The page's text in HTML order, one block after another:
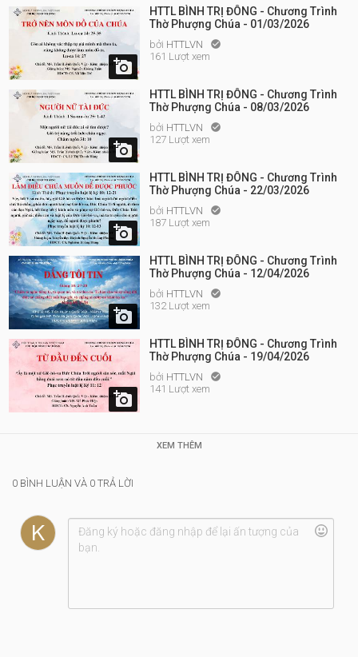

HTTL BÌNH TRỊ ĐÔNG - Chương Trình
Thờ Phượng Chúa - 01/03/2026
bởi HTTLVN 
161 Lượt xem

HTTL BÌNH TRỊ ĐÔNG - Chương Trình
Thờ Phượng Chúa - 08/03/2026
bởi HTTLVN 
127 Lượt xem

HTTL BÌNH TRỊ ĐÔNG - Chương Trình
Thờ Phượng Chúa - 22/03/2026
bởi HTTLVN 
187 Lượt xem

HTTL BÌNH TRỊ ĐÔNG - Chương Trình
Thờ Phượng Chúa - 12/04/2026
bởi HTTLVN 
132 Lượt xem

HTTL BÌNH TRỊ ĐÔNG - Chương Trình
Thờ Phượng Chúa - 19/04/2026
bởi HTTLVN 
141 Lượt xem
XEM THÊM
0 BÌNH LUẬN VÀ 0 TRẢ LỜI